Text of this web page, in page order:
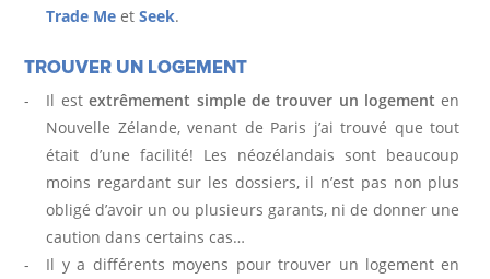
Trade Me etSeek.
TROUVER UN LOGEMENT
Il estextrêmement simple de trouver un logement en
Nouvelle Zélande, venant de Paris j’ai trouvé que tout
était d’une facilité! Les néozélandais sont beaucoup
moins regardant sur les dossiers, il n’est pas non plus
obligé d’avoir un ou plusieurs garants, ni de donner une
caution dans certains cas…
Il y a différents moyens pour trouver un logement en